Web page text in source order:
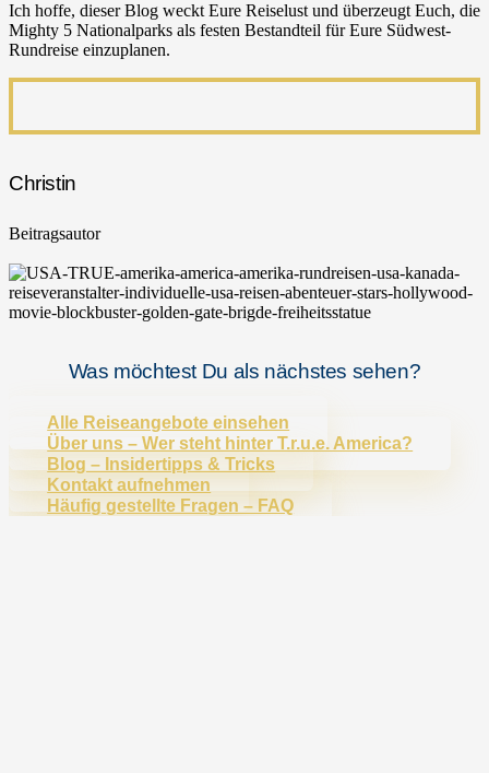
Ich hoffe, dieser Blog weckt Eure Reiselust und überzeugt Euch, die
Mighty 5 Nationalparks als festen Bestandteil für Eure Südwest-
Rundreise einzuplanen.
Christin
Beitragsautor
Was möchtest Du als nächstes sehen?
Alle Reiseangebote einsehen
Über uns – Wer steht hinter T.r.u.e. America?
Blog – Insidertipps & Tricks
Kontakt aufnehmen
Häufig gestellte Fragen – FAQ